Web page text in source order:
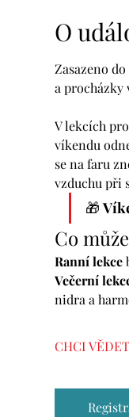
O
Zasazeno
a
V lekcích
víkendu
se na faru
vzduchu při
🎁
Co
Ranní lekce
Večerní
nidra a
CHCI